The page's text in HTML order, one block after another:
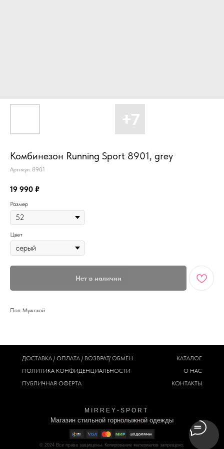
Комбинезон Running Sport 8901, grey
Артикул: 8901
19 990 ₽
Размер
Цвет
Нет в наличии
Пол: Мужской
M I R R E Y - S P O R T
Магазин стильной горнолыжной одежды
© 2024 Все права защищены. Копирование материалов запрещено.
ДОСТАВКА / ОПЛАТА / ВОЗВРАТ/ ОБМЕН
ПОЛИТИКА КОНФИДЕНЦИАЛЬНОСТИ
ПУБЛИЧНАЯ ОФЕРТА
КАТАЛОГ
О НАС
КОНТАКТЫ